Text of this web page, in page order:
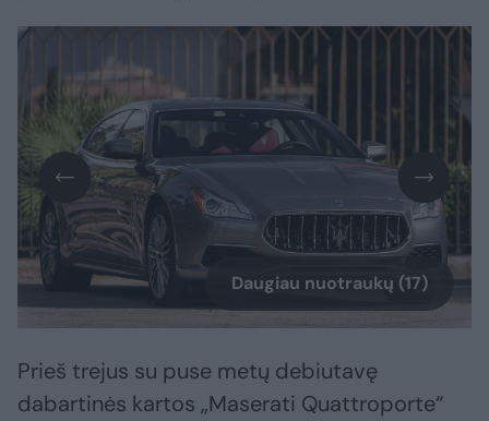
Daugiau nuotraukų (17)
Prieš trejus su puse metų debiutavę
dabartinės kartos „Maserati Quattroporte“